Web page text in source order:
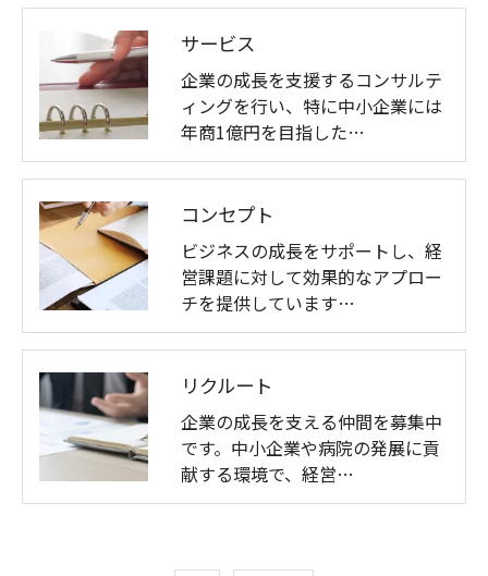
サービス
企業の成長を支援するコンサルテ
ィングを行い、特に中小企業には
年商1億円を目指した…
コンセプト
ビジネスの成長をサポートし、経
営課題に対して効果的なアプロー
チを提供しています…
リクルート
企業の成長を支える仲間を募集中
です。中小企業や病院の発展に貢
献する環境で、経営…